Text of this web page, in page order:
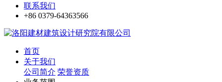
联系我们
+86 0379-64363566
首页
关于我们
公司简介 荣誉资质